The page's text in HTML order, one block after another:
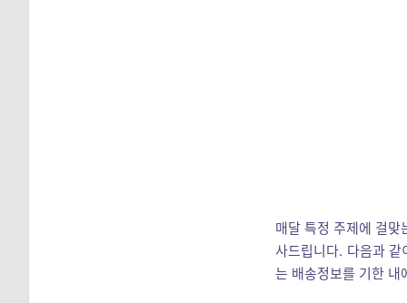
매달 특정 주제에 걸맞
사드립니다. 다음과
는 배송정보를 기한 내